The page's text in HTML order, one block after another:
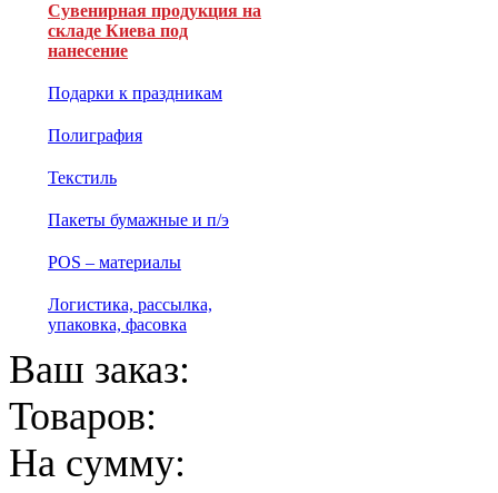
Сувенирная продукция на
складе Киева под
нанесение
Подарки к праздникам
Полиграфия
Текстиль
Пакеты бумажные и п/э
POS – материалы
Логистика, рассылка,
упаковка, фасовка
Ваш заказ:
Товаров:
На сумму: